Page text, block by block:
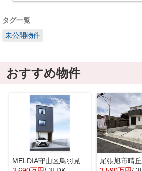
タグ一覧
未公開物件
おすすめ物件